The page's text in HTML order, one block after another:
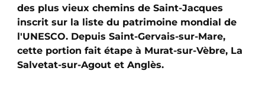
des plus vieux chemins de Saint-Jacques
inscrit sur la liste du patrimoine mondial de
l'UNESCO. Depuis Saint-Gervais-sur-Mare,
cette portion fait étape à Murat-sur-Vèbre, La
Salvetat-sur-Agout et Anglès.